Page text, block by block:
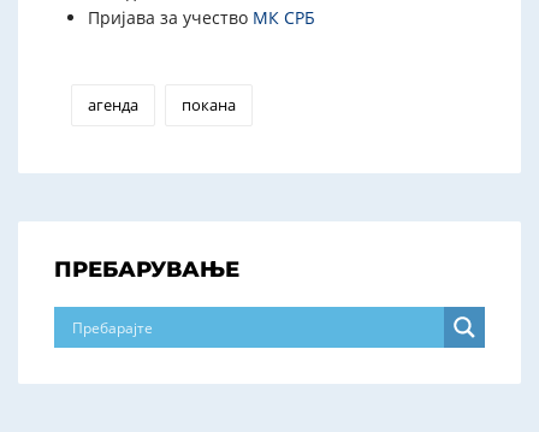
Пријава за учество МК СРБ
агенда покана
ПРЕБАРУВАЊЕ